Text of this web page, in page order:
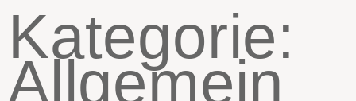
Kategorie:
Allgemein